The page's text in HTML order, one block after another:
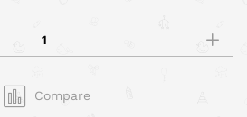
Compare